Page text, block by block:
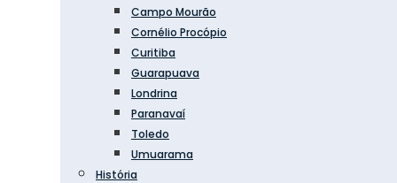
Campo Mourão
Cornélio Procópio
Curitiba
Guarapuava
Londrina
Paranavaí
Toledo
Umuarama
História